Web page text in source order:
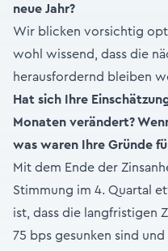
neue Jahr?
Wir blicken vorsichtig
wohl wissend, dass die
herausfordernd bleiben
Hat sich Ihre
Monaten verändert?
was waren Ihre Gründe
Mit dem Ende der
Stimmung im 4. Quartal
ist, dass die langfristigen
75 bps gesunken sind